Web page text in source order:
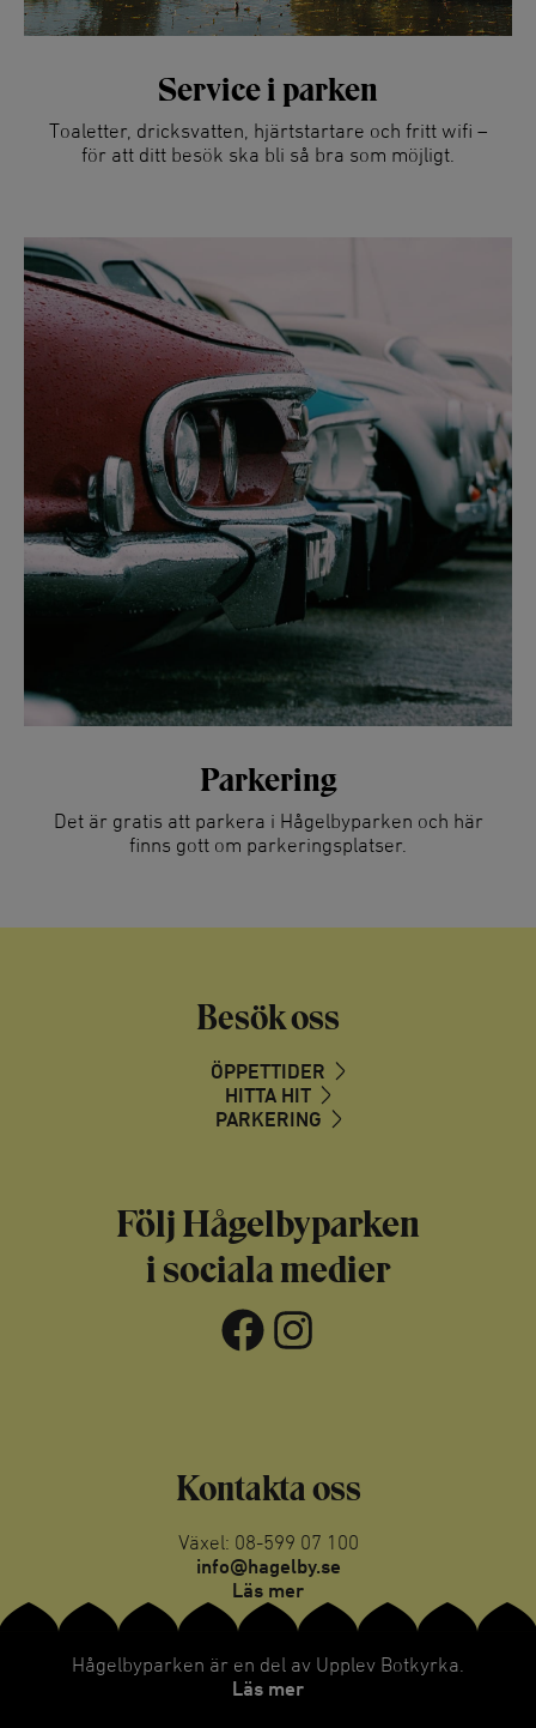
Service i parken
Toaletter, dricksvatten, hjärtstartare och fritt wifi –
för att ditt besök ska bli så bra som möjligt.
Parkering
Det är gratis att parkera i Hågelbyparken och här
finns gott om parkeringsplatser.
Besök oss
ÖPPETTIDER
HITTA HIT
PARKERING
Följ Hågelbyparken
i sociala medier
Facebook Instagram
Kontakta oss
Växel: 08-599 07 100
info@hagelby.se
Läs mer
Hågelbyparken är en del av Upplev Botkyrka.
Läs mer